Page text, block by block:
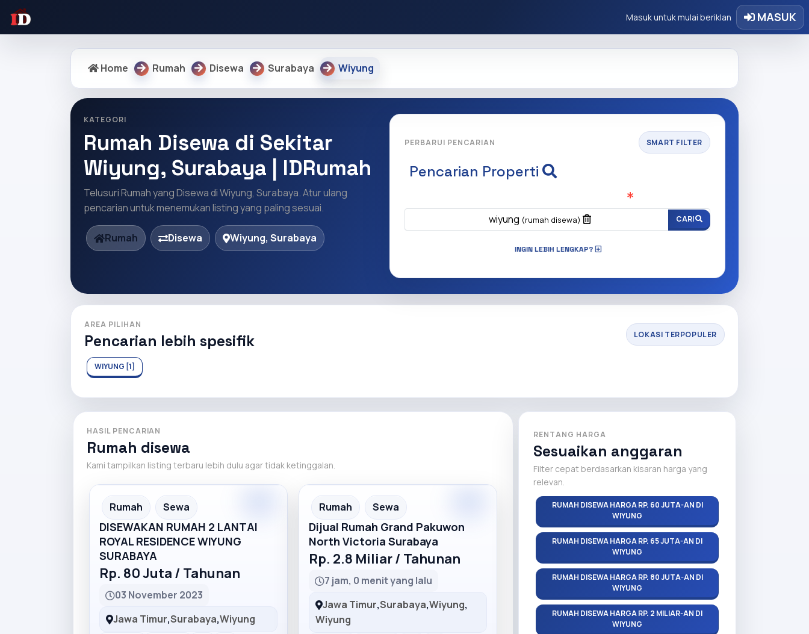
Masuk untuk mulai beriklan MASUK
Home Rumah Disewa Surabaya Wiyung
KATEGORI
Rumah Disewa di Sekitar
Wiyung, Surabaya | IDRumah
Telusuri Rumah yang Disewa di Wiyung, Surabaya. Atur ulang
pencarian untuk menemukan listing yang paling sesuai.
Rumah Disewa Wiyung, Surabaya
PERBARUI PENCARIAN SMART FILTER
Pencarian Properti
wiyung (rumah disewa) CARI
INGIN LEBIH LENGKAP?
AREA PILIHAN
Pencarian lebih spesifik LOKASI TERPOPULER
WIYUNG [1]
HASIL PENCARIAN
Rumah disewa
Kami tampilkan listing terbaru lebih dulu agar tidak ketinggalan.
Partner Ad
Rumah Sewa
DISEWAKAN RUMAH 2 LANTAI
ROYAL RESIDENCE WIYUNG
SURABAYA
Rp. 80 Juta / Tahunan
03 November 2023
Jawa Timur,Surabaya,Wiyung
Recommended
Rumah Sewa
Dijual Rumah Grand Pakuwon
North Victoria Surabaya
Rp. 2.8 Miliar / Tahunan
7 jam, 0 menit yang lalu
Jawa Timur,Surabaya,Wiyung,
Wiyung
RENTANG HARGA
Sesuaikan anggaran
Filter cepat berdasarkan kisaran harga yang
relevan.
RUMAH DISEWA HARGA RP. 60 JUTA-AN DI
WIYUNG
RUMAH DISEWA HARGA RP. 65 JUTA-AN DI
WIYUNG
RUMAH DISEWA HARGA RP. 80 JUTA-AN DI
WIYUNG
RUMAH DISEWA HARGA RP. 2 MILIAR-AN DI
WIYUNG